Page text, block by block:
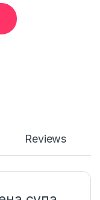
Reviews